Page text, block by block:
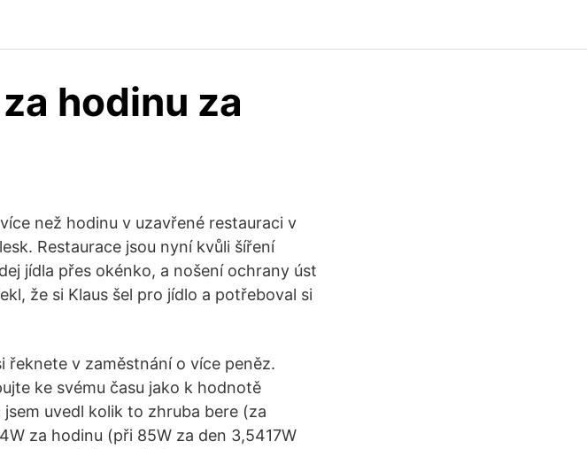
hodinu za
než hodinu v uzavřené restauraci v
Restaurace jsou nyní kvůli šíření
jídla přes okénko, a nošení ochrany úst
že si Klaus šel pro jídlo a potřeboval si
řeknete v zaměstnání o více peněz.
ke svému času jako k hodnotě
uvedl kolik to zhruba bere (za
za hodinu (při 85W za den 3,5417W